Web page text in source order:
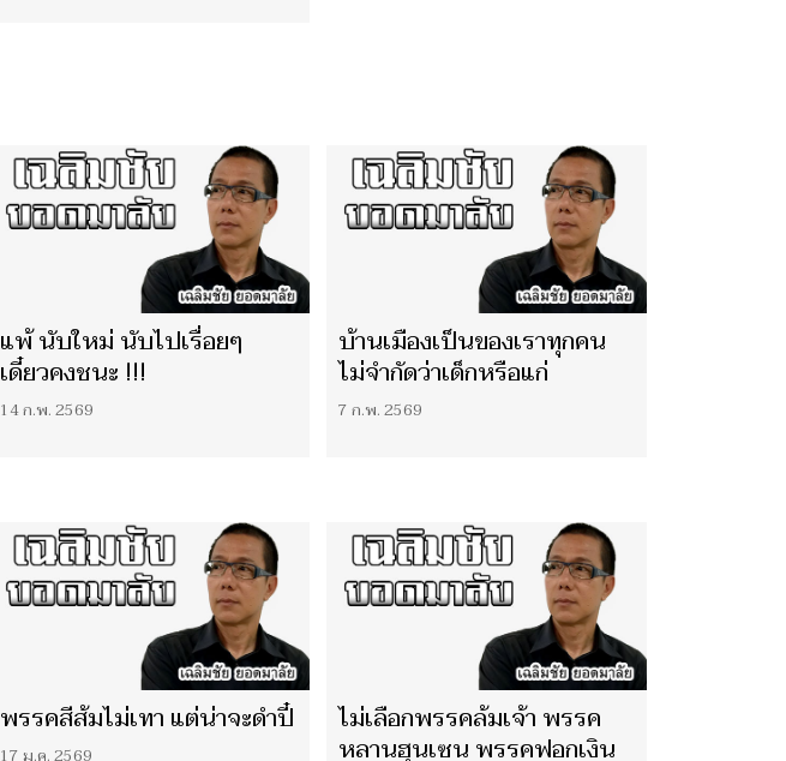
แพ้ นับใหม่ นับไปเรื่อยๆ
เดี๋ยวคงชนะ !!!
14 ก.พ. 2569
บ้านเมืองเป็นของเราทุกคน
ไม่จำกัดว่าเด็กหรือแก่
7 ก.พ. 2569
พรรคสีส้มไม่เทา แต่น่าจะดำปี๋ ไม่เลือกพรรคล้มเจ้า พรรค
หลานฮุนเซน พรรคฟอกเงิน